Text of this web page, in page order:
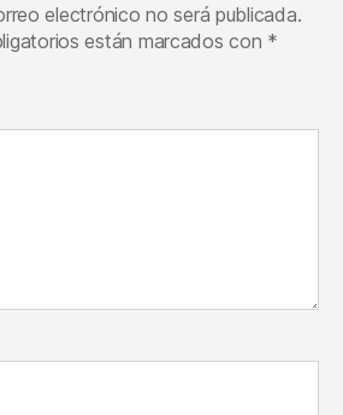
electrónico no será publicada.
están marcados con *